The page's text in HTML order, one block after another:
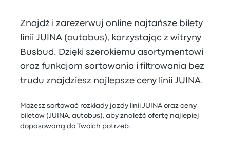
Znajdź i zarezerwuj online najtańsze bilety
linii JUINA (autobus), korzystając z witryny
Busbud. Dzięki szerokiemu asortymentowi
oraz funkcjom sortowania i filtrowania bez
trudu znajdziesz najlepsze ceny linii JUINA.
Możesz sortować rozkłady jazdy linii JUINA oraz ceny
biletów (JUINA, autobus), aby znaleźć ofertę najlepiej
dopasowaną do Twoich potrzeb.